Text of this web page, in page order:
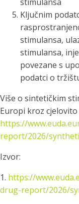
Ključnim
stimulansa,
stimulansa,
povezane s
podatci o
Više o sintetičkim
Europi kroz
https://
report/2026/
Izvor:
1. https://
drug-report/2026/